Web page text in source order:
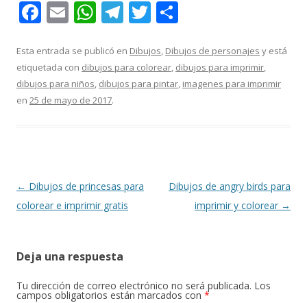
F
e
b
o
E
ai
l
W
at
s
A
T
e
gr
T
itt
er
m
p
Esta entrada se publicó en Dibujos, Dibujos de personajes y está
etiquetada con dibujos para colorear, dibujos para imprimir,
dibujos para niños, dibujos para pintar, imagenes para imprimir
en 25 de mayo de 2017.
Navegación
de
← Dibujos de princesas para
colorear e imprimir gratis
Dibujos de angry birds para
imprimir y colorear →
Deja una respuesta
Tu dirección de correo electrónico no será publicada. Los
campos obligatorios están marcados con *